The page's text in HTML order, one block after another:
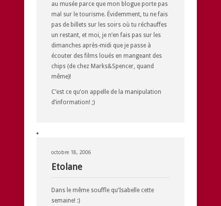
au musée parce que mon blogue porte pas
mal sur le tourisme. Évidemment, tu ne fais
pas de billets sur les soirs où tu réchauffes
un restant, et moi, je n’en fais pas sur les
dimanches après-midi que je passe à
écouter des films loués en mangeant des
chips (de chez Marks&Spencer, quand
même)!
C’est ce qu’on appelle de la manipulation
d’information! ;)
octobre 18, 2006
Etolane
Dans le même souffle qu’Isabelle cette
semaine! :)